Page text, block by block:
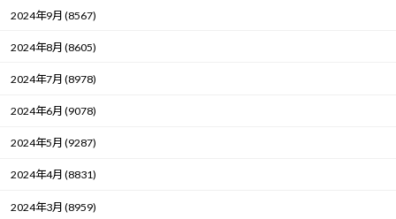
2024年9月 (8567)
2024年8月 (8605)
2024年7月 (8978)
2024年6月 (9078)
2024年5月 (9287)
2024年4月 (8831)
2024年3月 (8959)